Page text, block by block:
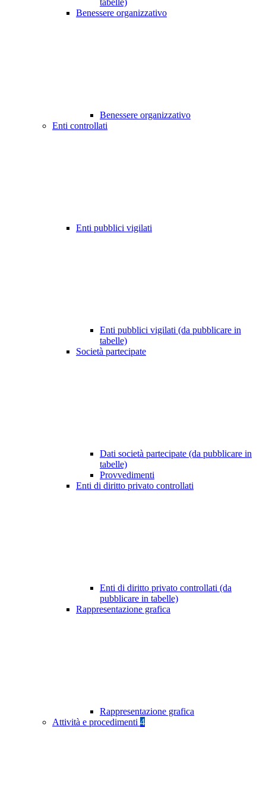
tabelle)
Benessere organizzativo
Benessere organizzativo
Enti controllati
Enti pubblici vigilati
Enti pubblici vigilati (da pubblicare in
tabelle)
Società partecipate
Dati società partecipate (da pubblicare in
tabelle)
Provvedimenti
Enti di diritto privato controllati
Enti di diritto privato controllati (da
pubblicare in tabelle)
Rappresentazione grafica
Rappresentazione grafica
Attività e procedimenti 4